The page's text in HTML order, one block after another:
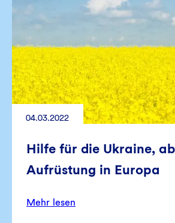
04.03.2022
Hilfe für die Ukraine,
Aufrüstung in Europa
Mehr lesen